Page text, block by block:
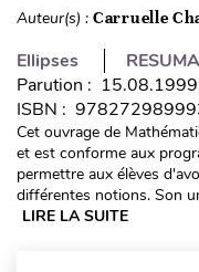
Auteur(s) : Carruelle
Ellipses
Parution : 15.08.1999
ISBN :
Cet ouvrage de
et est conforme aux
permettre aux élèves
différentes notions. Son
LIRE LA SUITE